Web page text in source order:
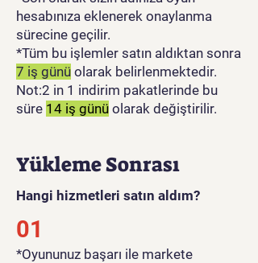
hesabınıza eklenerek onaylanma
sürecine geçilir.
*Tüm bu işlemler satın aldıktan sonra
7 iş günü olarak belirlenmektedir.
Not:2 in 1 indirim pakatlerinde bu
süre 14 iş günü olarak değiştirilir.
Yükleme Sonrası
Hangi hizmetleri satın aldım?
01
​*Oyununuz başarı ile markete